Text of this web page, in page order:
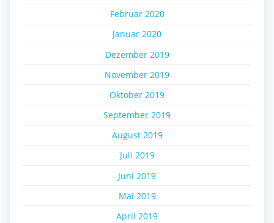
Februar 2020
Januar 2020
Dezember 2019
November 2019
Oktober 2019
September 2019
August 2019
Juli 2019
Juni 2019
Mai 2019
April 2019